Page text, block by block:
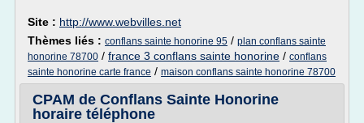
Site : http://www.webvilles.net
Thèmes liés : conflans sainte honorine 95 / plan conflans sainte
honorine 78700 / france 3 conflans sainte honorine / conflans
sainte honorine carte france / maison conflans sainte honorine 78700
CPAM de Conflans Sainte Honorine
horaire téléphone